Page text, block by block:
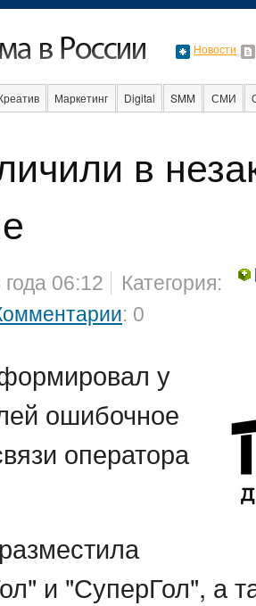
Новости
Маркетинг Digital SMM СМИ
в
06:12
Категория:
: 0
у
ошибочное
оператора
и "СуперГол", а